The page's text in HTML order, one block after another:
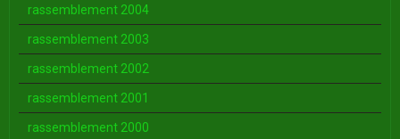
rassemblement 2004
rassemblement 2003
rassemblement 2002
rassemblement 2001
rassemblement 2000